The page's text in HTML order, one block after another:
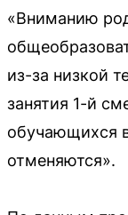
«Вниманию
из-за низкой
занятия 1-й
обучающихся
отменяются».